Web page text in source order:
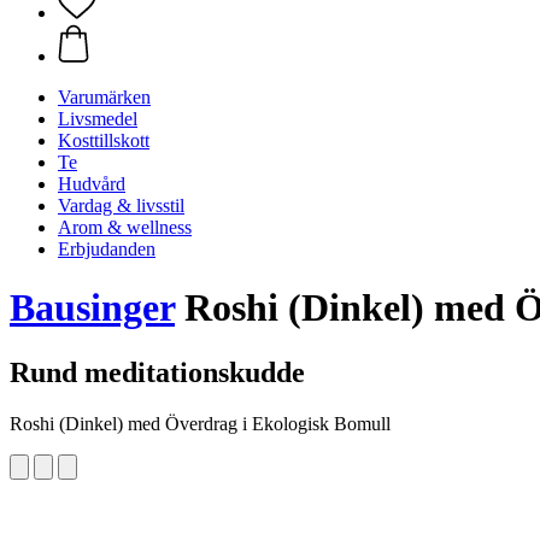
Varumärken
Livsmedel
Kosttillskott
Te
Hudvård
Vardag & livsstil
Arom & wellness
Erbjudanden
BausingerRoshi (Dinkel) med
Rund meditationskudde
Roshi (Dinkel) med Överdrag i Ekologisk Bomull